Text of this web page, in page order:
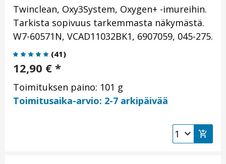
Twinclean, Oxy3System, Oxygen+ -imureihin.
Tarkista sopivuus tarkemmasta näkymästä.
W7-60571N, VCAD11032BK1, 6907059, 045-275.
(41)
12,90 € *
Toimituksen paino: 101 g
Toimitusaika-arvio: 2-7 arkipäivää